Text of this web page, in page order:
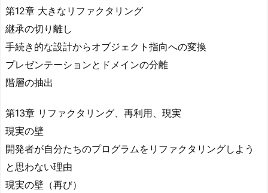
第12章 大きなリファクタリング
継承の切り離し
手続き的な設計からオブジェクト指向への変換
プレゼンテーションとドメインの分離
階層の抽出
第13章 リファクタリング、再利用、現実
現実の壁
開発者が自分たちのプログラムをリファクタリングしよう
と思わない理由
現実の壁（再び）